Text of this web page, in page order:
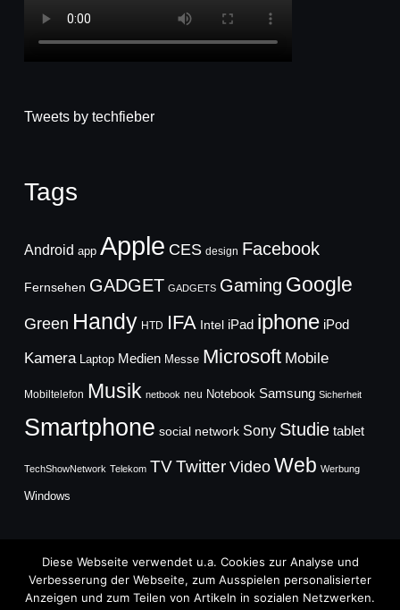
Tweets by techfieber
Tags
Android app Apple CES design Facebook
Fernsehen GADGET GADGETS Gaming Google
Green Handy HTD IFA Intel iPad iphone iPod
Kamera Laptop Medien Messe Microsoft Mobile
Mobiltelefon Musik netbook neu Notebook Samsung Sicherheit
Smartphone social network Sony Studie tablet
TechShowNetwork Telekom TVTwitter Video Web Werbung
Windows
Copyright © 2026
Diese Webseite verwendet u.a. Cookies zur Analyse und
Verbesserung der Webseite, zum Ausspielen personalisierter
Anzeigen und zum Teilen von Artikeln in sozialen Netzwerken.